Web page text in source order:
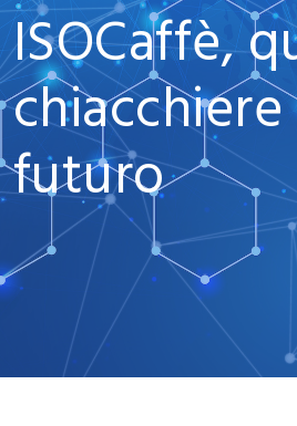
ISOCaffè,
futuro